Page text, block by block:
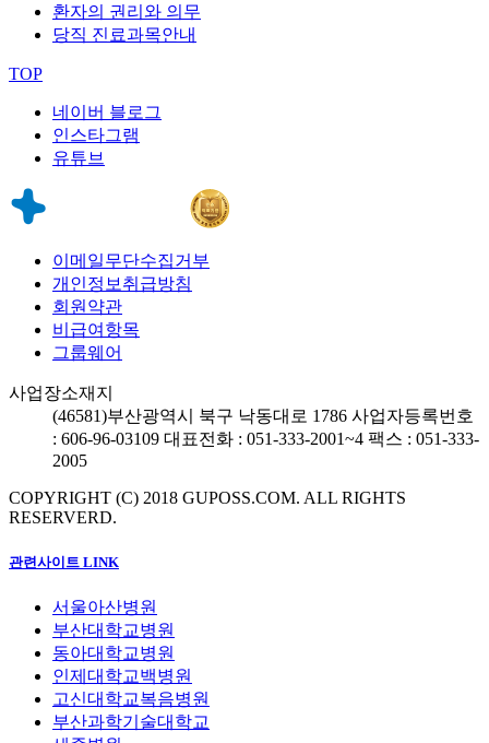
환자의 권리와 의무
당직 진료과목안내
TOP
네이버 블로그
인스타그램
유튜브
이메일무단수집거부
개인정보취급방침
회원약관
비급여항목
그룹웨어
사업장소재지
(46581)부산광역시 북구 낙동대로 1786 사업자등록번호
: 606-96-03109 대표전화 : 051-333-2001~4 팩스 : 051-333-
2005
COPYRIGHT (C) 2018 GUPOSS.COM. ALL RIGHTS
RESERVERD.
관련사이트 LINK
서울아산병원
부산대학교병원
동아대학교병원
인제대학교백병원
고신대학교복음병원
부산과학기술대학교